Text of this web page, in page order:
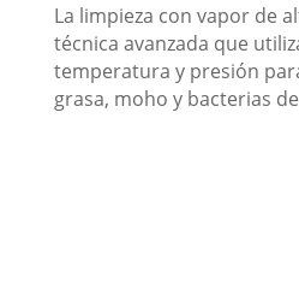
La limpieza con vapor de
técnica avanzada que
temperatura y presión
grasa, moho y bacterias